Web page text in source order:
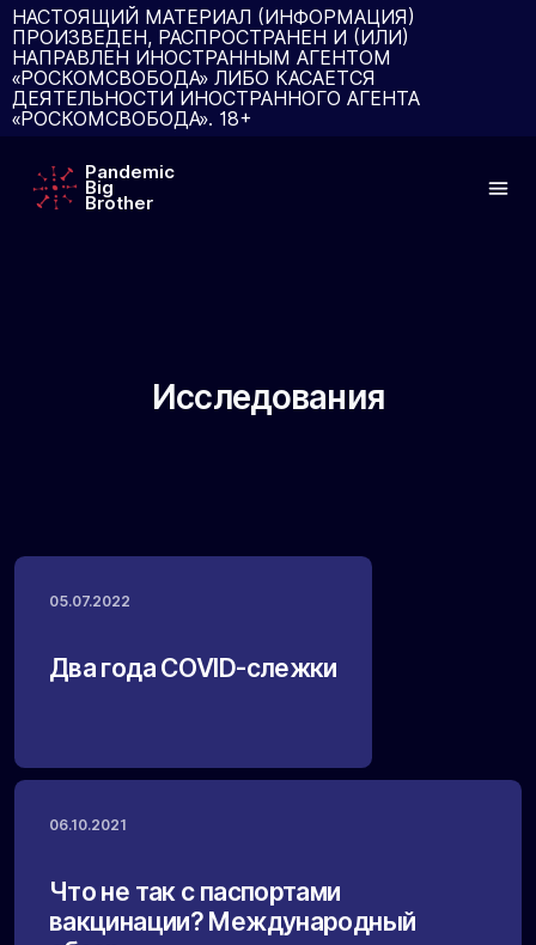
НАСТОЯЩИЙ МАТЕРИАЛ (ИНФОРМАЦИЯ)
ПРОИЗВЕДЕН, РАСПРОСТРАНЕН И (ИЛИ)
НАПРАВЛЕН ИНОСТРАННЫМ АГЕНТОМ
«РОСКОМСВОБОДА» ЛИБО КАСАЕТСЯ
ДЕЯТЕЛЬНОСТИ ИНОСТРАННОГО АГЕНТА
«РОСКОМСВОБОДА». 18+
Pandemic
Big
Brother
Исследования
05.07.2022
Два года COVID-слежки
06.10.2021
Что не так с паспортами
вакцинации? Международный